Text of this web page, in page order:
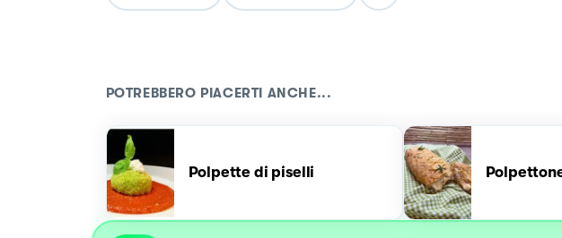
POTREBBERO PIACERTI ANCHE...
Polpette di piselli